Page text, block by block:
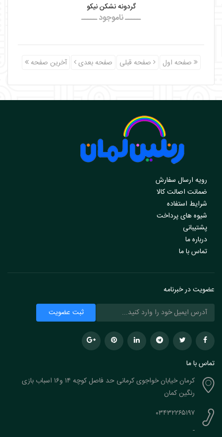
گردونه نشکن نیکو
ـــــ ناموجود ـــــ
صفحه اول صفحه قبلی صفحه بعدی آخرین صفحه
رویه ارسال سفارش
ضمانت اصالت کالا
شرایط استفاده
شیوه های پرداخت
پشتیبانی
درباره ما
تماس با ما
عضویت در خبرنامه
تماس با ما
کرمان خیابان خواجوی کرمانی حد فاصل کوچه ۱۴ و۱۶ اسباب بازی
رنگین کمان
۰۳۴۳۲۲۶۵۱۹۷
-